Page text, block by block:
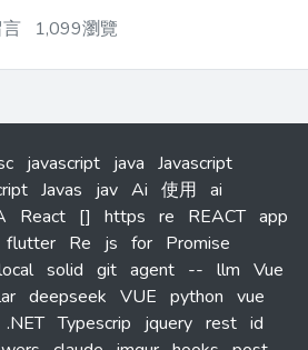
1,099瀏覽
javascript java Javascript
Javas jav Ai 使用 ai
React [] https re REACT app
flutter Re js for Promise
solid git agent -- llm Vue
deepseek VUE python vue
.NET Typescrip jquery rest id